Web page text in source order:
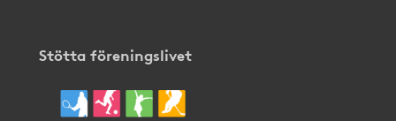
Stötta föreningslivet